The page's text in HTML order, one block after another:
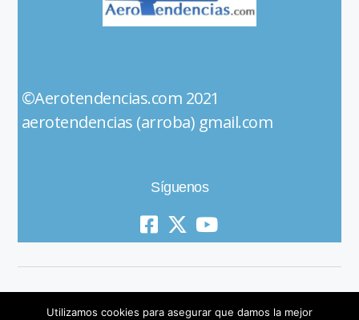
©Aerotendencias.com 2021
aerotendencias (arroba) gmail.com
Síguenos
Utilizamos cookies para asegurar que damos la mejor